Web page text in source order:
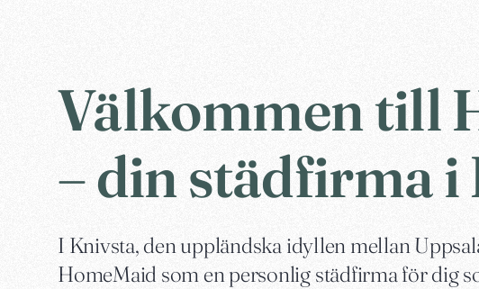
Välkommen till
– din städfirma i
I Knivsta, den uppländska idyllen mellan
HomeMaid som en personlig städfirma för dig